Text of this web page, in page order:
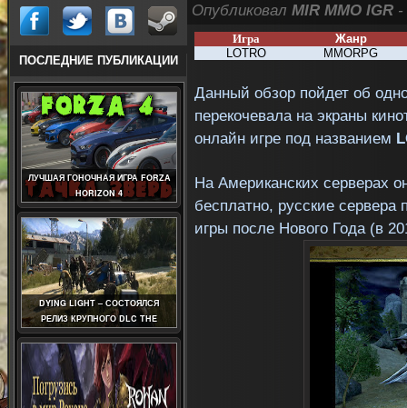
ПОСЛЕДНИЕ ПУБЛИКАЦИИ
ЛУЧШАЯ ГОНОЧНАЯ ИГРА FORZA
HORIZON 4
DYING LIGHT – СОСТОЯЛСЯ
РЕЛИЗ КРУПНОГО DLC THE
FOLLOWING
Опубликовал MIR MMO IGR -
Игра
Жанр
LOTRO
MMORPG
Данный обзор пойдет об
перекочевала на экраны
онлайн игре под названием
На Американских серверах
бесплатно, русские
игры после Нового Года (в